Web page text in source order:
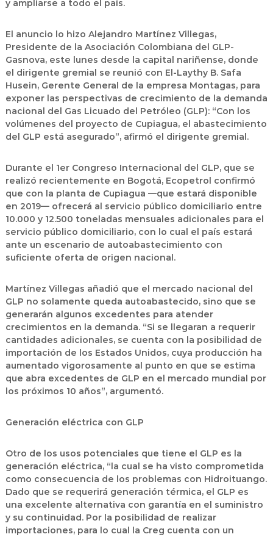
y ampliarse a todo el país.
El anuncio lo hizo Alejandro Martínez Villegas,
Presidente de la Asociación Colombiana del GLP-
Gasnova, este lunes desde la capital nariñense, donde
el dirigente gremial se reunió con El-Laythy B. Safa
Husein, Gerente General de la empresa Montagas, para
exponer las perspectivas de crecimiento de la demanda
nacional del Gas Licuado del Petróleo (GLP): “Con los
volúmenes del proyecto de Cupiagua, el abastecimiento
del GLP está asegurado”, afirmó el dirigente gremial.
Durante el 1er Congreso Internacional del GLP, que se
realizó recientemente en Bogotá, Ecopetrol confirmó
que con la planta de Cupiagua —que estará disponible
en 2019— ofrecerá al servicio público domiciliario entre
10.000 y 12.500 toneladas mensuales adicionales para el
servicio público domiciliario, con lo cual el país estará
ante un escenario de autoabastecimiento con
suficiente oferta de origen nacional.
Martínez Villegas añadió que el mercado nacional del
GLP no solamente queda autoabastecido, sino que se
generarán algunos excedentes para atender
crecimientos en la demanda. “Si se llegaran a requerir
cantidades adicionales, se cuenta con la posibilidad de
importación de los Estados Unidos, cuya producción ha
aumentado vigorosamente al punto en que se estima
que abra excedentes de GLP en el mercado mundial por
los próximos 10 años”, argumentó.
Generación eléctrica con GLP
Otro de los usos potenciales que tiene el GLP es la
generación eléctrica, “la cual se ha visto comprometida
como consecuencia de los problemas con Hidroituango.
Dado que se requerirá generación térmica, el GLP es
una excelente alternativa con garantía en el suministro
y su continuidad. Por la posibilidad de realizar
importaciones, para lo cual la Creg cuenta con un